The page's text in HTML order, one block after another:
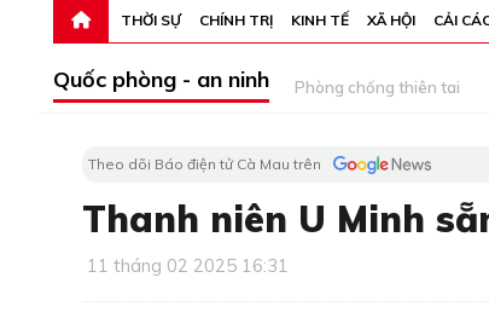
THỜI SỰ CHÍNH TRỊ KINH TẾ XÃ HỘI CẢI
Quốc phòng - an ninh Phòng chống thiên tai
Theo dõi Báo điện tử Cà Mau trên
Thanh niên U Minh
11 tháng 02 2025 16:31